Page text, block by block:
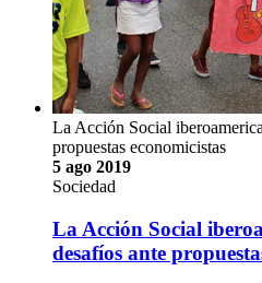
La Acción Social
propuestas economicistas
5 ago 2019
Sociedad
La Acción Social
desafíos ante